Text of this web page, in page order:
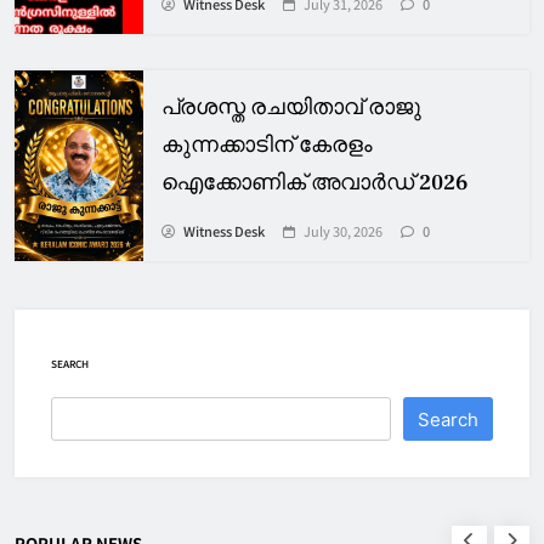
പ്രശസ്ത രചയിതാവ് രാജു
കുന്നക്കാടിന് കേരളം
ഐക്കോണിക് അവാർഡ് 2026
Witness Desk July 30, 2026 0
SEARCH
Search